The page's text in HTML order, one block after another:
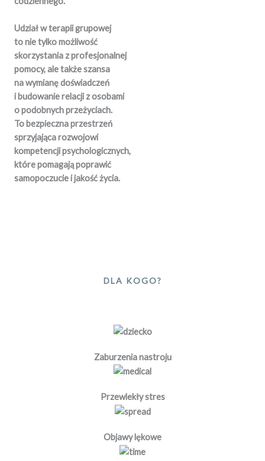
Udział w terapii grupowej
to nie tylko możliwość
skorzystania z profesjonalnej
pomocy, ale także szansa
na wymianę doświadczeń
i budowanie relacji z osobami
o podobnych przeżyciach.
To bezpieczna przestrzeń
sprzyjająca rozwojowi
kompetencji psychologicznych,
które pomagają poprawić
samopoczucie i jakość życia.
DLA KOGO?
Zaburzenia nastroju
Przewlekły stres
Objawy lękowe